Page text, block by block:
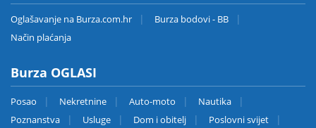
Oglašavanje na Burza.com.hr
Burza bodovi - BB
Način plaćanja
Burza OGLASI
Posao Nekretnine Auto-moto
Nautika
Poznanstva
Usluge Dom i obitelj
Poslovni svijet